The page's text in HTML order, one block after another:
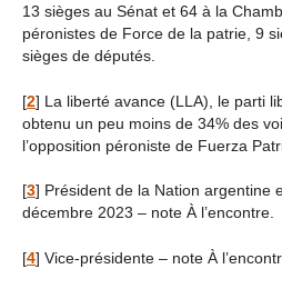
13 sièges au Sénat et 64 à la
péronistes de Force de la patrie, 9
sièges de députés.
[2]
La liberté avance (LLA), le parti
obtenu un peu moins de 34% des
l’opposition péroniste de Fuerza
[3] Président de la Nation argentine
décembre 2023 – note À l’encontre.
[4] Vice-présidente – note À